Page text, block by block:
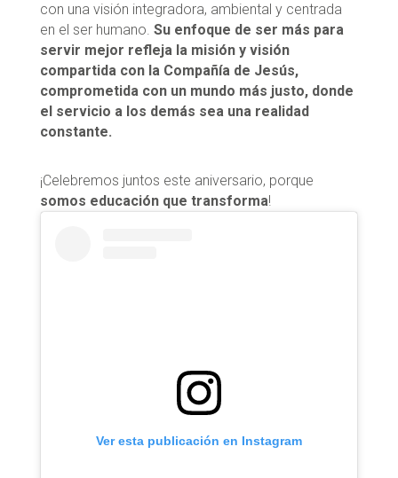
con una visión integradora, ambiental y centrada
en el ser humano. Su enfoque de ser más para
servir mejor refleja la misión y visión
compartida con la Compañía de Jesús,
comprometida con un mundo más justo, donde
el servicio a los demás sea una realidad
constante.
¡Celebremos juntos este aniversario, porque
somos educación que transforma!
Ver esta publicación en Instagram